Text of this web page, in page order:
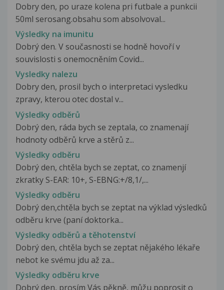
Dobry den, po uraze kolena pri futbale a punkcii
50ml serosang.obsahu som absolvoval...
Výsledky na imunitu
Dobrý den. V současnosti se hodně hovoří v
souvislosti s onemocněním Covid...
Vysledky nalezu
Dobry den, prosil bych o interpretaci vysledku
zpravy, kterou otec dostal v...
Výsledky odběrů
Dobrý den, ráda bych se zeptala, co znamenají
hodnoty odběrů krve a stěrů z...
Výsledky odběru
Dobrý den, chtěla bych se zeptat, co znamenjí
zkratky S-EAR: 10+, S-EBNG:+/8,1/,...
Výsledky odběru
Dobrý den,chtěla bych se zeptat na výklad výsledků
odběru krve (paní doktorka...
Výsledky odběrů a těhotenství
Dobrý den, chtěla bych se zeptat nějakého lékaře
nebot ke svému jdu až za...
Výsledky odběru krve
Dobrý den, prosím Vás pěkně, můžu poprosit o